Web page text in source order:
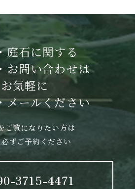
庭石に関する
お問い合わせは
お気軽に
メールください
ご覧になりたい方は
ずご予約ください
3715-4471